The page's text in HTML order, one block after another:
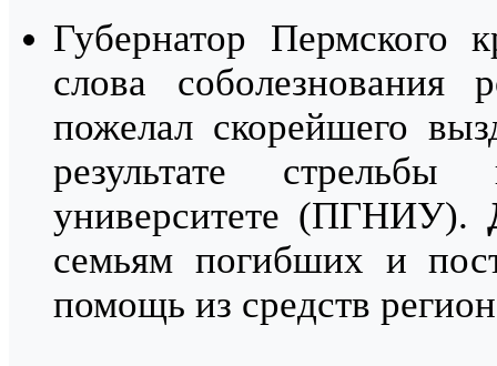
Губернатор Пермского
слова
пожелал скорейшего
результате
университете (ПГНИУ).
семьям погибших и
помощь из средств